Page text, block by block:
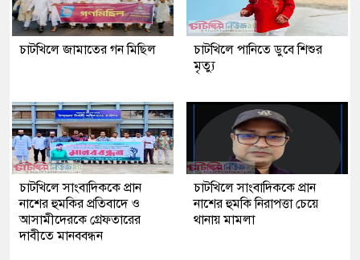
চাটখিলে জামাতের গন মিছিল
চাটখিলে পানিতে ডুবে শিশুর
মৃত্যু
চাটখিলে সাংবাদিককে প্রান
নাশের হুমকির প্রতিবাদে ও
আসামীদেরকে গ্রেফতারের
দাবীতে মানববন্ধন
চাটখিলে সাংবাদিককে প্রান
নাশের হুমকি নিরাপত্তা চেয়ে
থানায় মামলা